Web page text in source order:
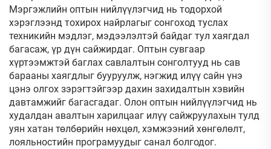
Мэргэжлийн оптын нийлүүлэгчид нь тодорхой
хэрэглээнд тохирох найрлагыг сонгоход туслах
техникийн мэдлэг, мэдээлэлтэй байдаг тул хаягдал
багасаж, үр дүн сайжирдаг. Оптын сувгаар
хүртээмжтэй баглах савлалтын сонголтууд нь сав
барааны хаягдлыг бууруулж, нэгжид илүү сайн үнэ
цэнэ олгох зэрэгтэйгээр дахин захидалтын хэвийн
давтамжийг багасгадаг. Олон оптын нийлүүлэгчид нь
худалдан авалтын харилцааг илүү сайжруулахын тулд
уян хатан төлбөрийн нөхцөл, хэмжээний хөнгөлөлт,
лояльностийн програмуудыг санал болгодог.